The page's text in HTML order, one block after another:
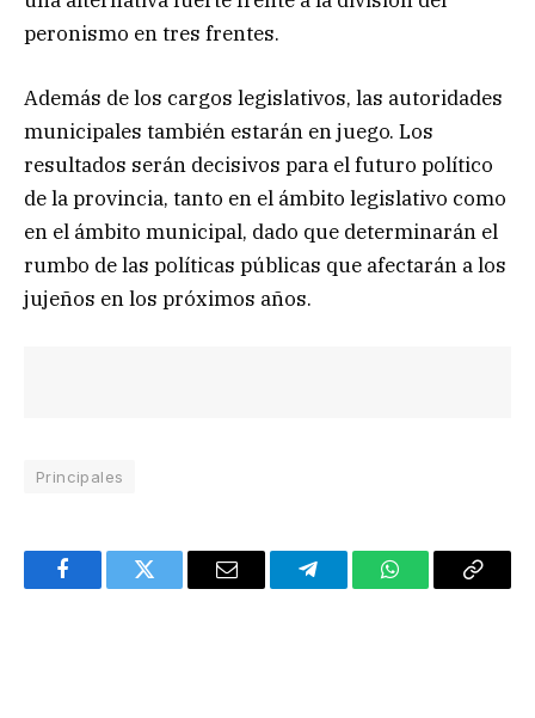
peronismo en tres frentes.
Además de los cargos legislativos, las autoridades
municipales también estarán en juego. Los
resultados serán decisivos para el futuro político
de la provincia, tanto en el ámbito legislativo como
en el ámbito municipal, dado que determinarán el
rumbo de las políticas públicas que afectarán a los
jujeños en los próximos años.
Principales
FacebookTwitter Email TelegramWhatsAppCopy